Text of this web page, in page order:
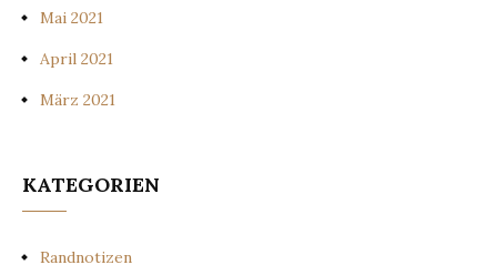
Mai 2021
April 2021
März 2021
KATEGORIEN
Randnotizen